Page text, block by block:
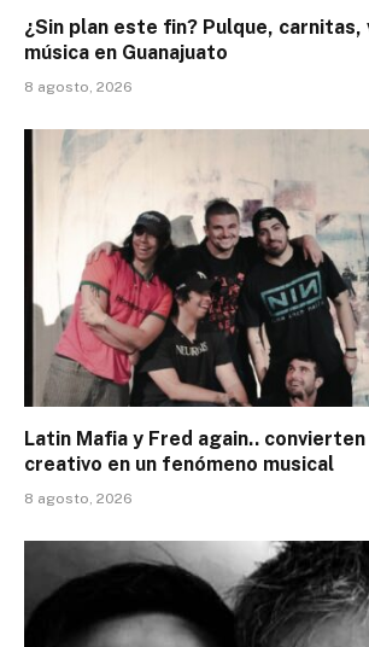
¿Sin plan este fin? Pulque, carnitas,
música en Guanajuato
8 agosto, 2026
Latin Mafia y Fred again..
creativo en un fenómeno musical
8 agosto, 2026